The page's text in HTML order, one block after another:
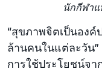
นักกีฬา
“สุขภาพจิตเป็นอง
ล้านคนในแต่ละวัน”
การใช้ประโยชน์จา